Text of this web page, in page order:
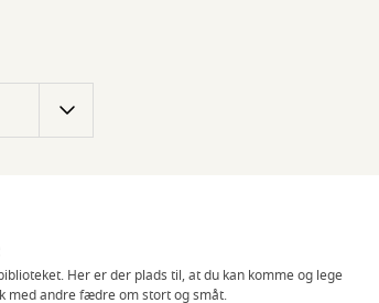
Her er der plads til, at du kan komme og lege
med andre fædre om stort og småt.